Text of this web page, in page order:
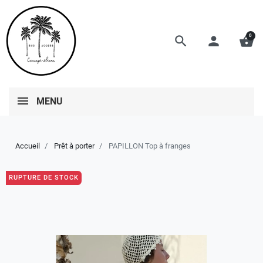
search person shopping_basket
0
MENU
Accueil Prêt à porter PAPILLON Top à franges
RUPTURE DE STOCK